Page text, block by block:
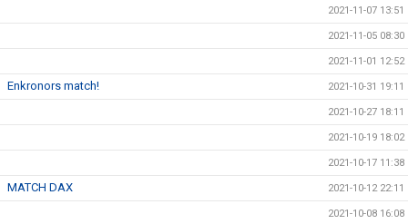
2021-11-07 13:51
2021-11-05 08:30
2021-11-01 12:52
Enkronors match! 2021-10-31 19:11
2021-10-27 18:11
2021-10-19 18:02
2021-10-17 11:38
MATCH DAX 2021-10-12 22:11
2021-10-08 16:08